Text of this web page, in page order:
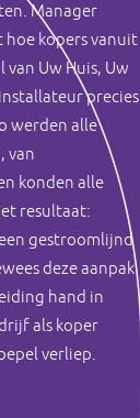
Manager
hoe kopers vanuit
van Uw Huis, Uw
precies
werden alle
van
konden alle
resultaat:
gestroomlijnd
deze aanpak
hand in
als koper
verliep.